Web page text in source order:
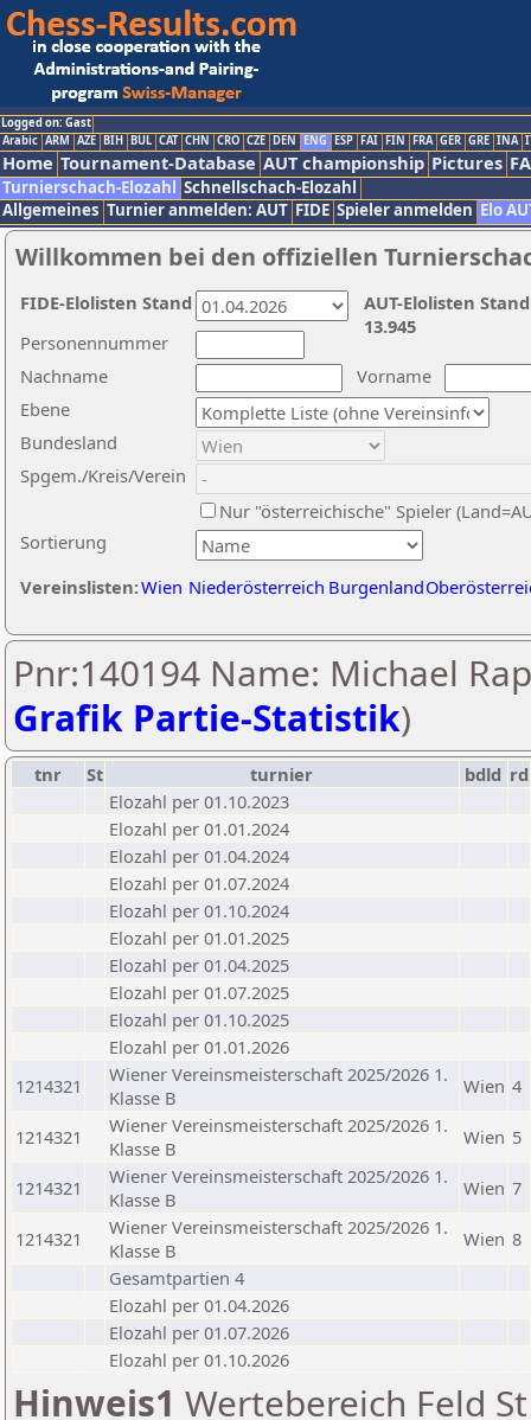
Logged on: Gast
Arabic ARM AZE BIH BUL CAT CHN CRO CZE DEN ENG ESP FAI FIN FRA GER GRE INA
Home Tournament-Database AUT championship Pictures
Turnierschach-Elozahl Schnellschach-Elozahl
Allgemeines Turnier anmelden: AUT FIDE Spieler anmelden Elo
Willkommen bei den offiziellen
Nachname
Vorname
Ebene
Sortierung
Personennummer
Bundesland
Spgem./Kreis/Verein
Nur "österreichische" Spieler
Vereinslisten:Wien Niederösterreich Burgenland
AUT-Elolisten
13.945
FIDE-Elolisten Stand
Pnr:140194 Name: Michael
Grafik Partie-Statistik)
tnr St turnier bdld rd
Elozahl per 01.10.2023
Elozahl per 01.01.2024
Elozahl per 01.04.2024
Elozahl per 01.07.2024
Elozahl per 01.10.2024
Elozahl per 01.01.2025
Elozahl per 01.04.2025
Elozahl per 01.07.2025
Elozahl per 01.10.2025
Elozahl per 01.01.2026
1214321
Wiener Vereinsmeisterschaft 2025/2026 1.
Klasse B
Wien 4
1214321
Wiener Vereinsmeisterschaft 2025/2026 1.
Klasse B
Wien 5
1214321
Wiener Vereinsmeisterschaft 2025/2026 1.
Klasse B
Wien 7
1214321
Wiener Vereinsmeisterschaft 2025/2026 1.
Klasse B
Wien 8
Gesamtpartien 4
Elozahl per 01.04.2026
Elozahl per 01.07.2026
Elozahl per 01.10.2026
Hinweis1 Wertebereich Feld